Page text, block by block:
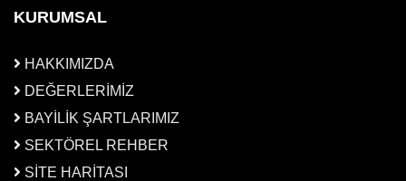
KURUMSAL
HAKKIMIZDA
DEĞERLERİMİZ
BAYİLİK ŞARTLARIMIZ
SEKTÖREL REHBER
SİTE HARİTASI